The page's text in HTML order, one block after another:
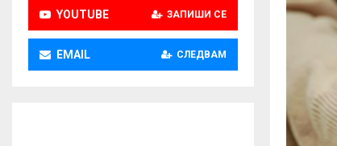
YOUTUBE ЗАПИШИ СЕ
EMAIL СЛЕДВАМ